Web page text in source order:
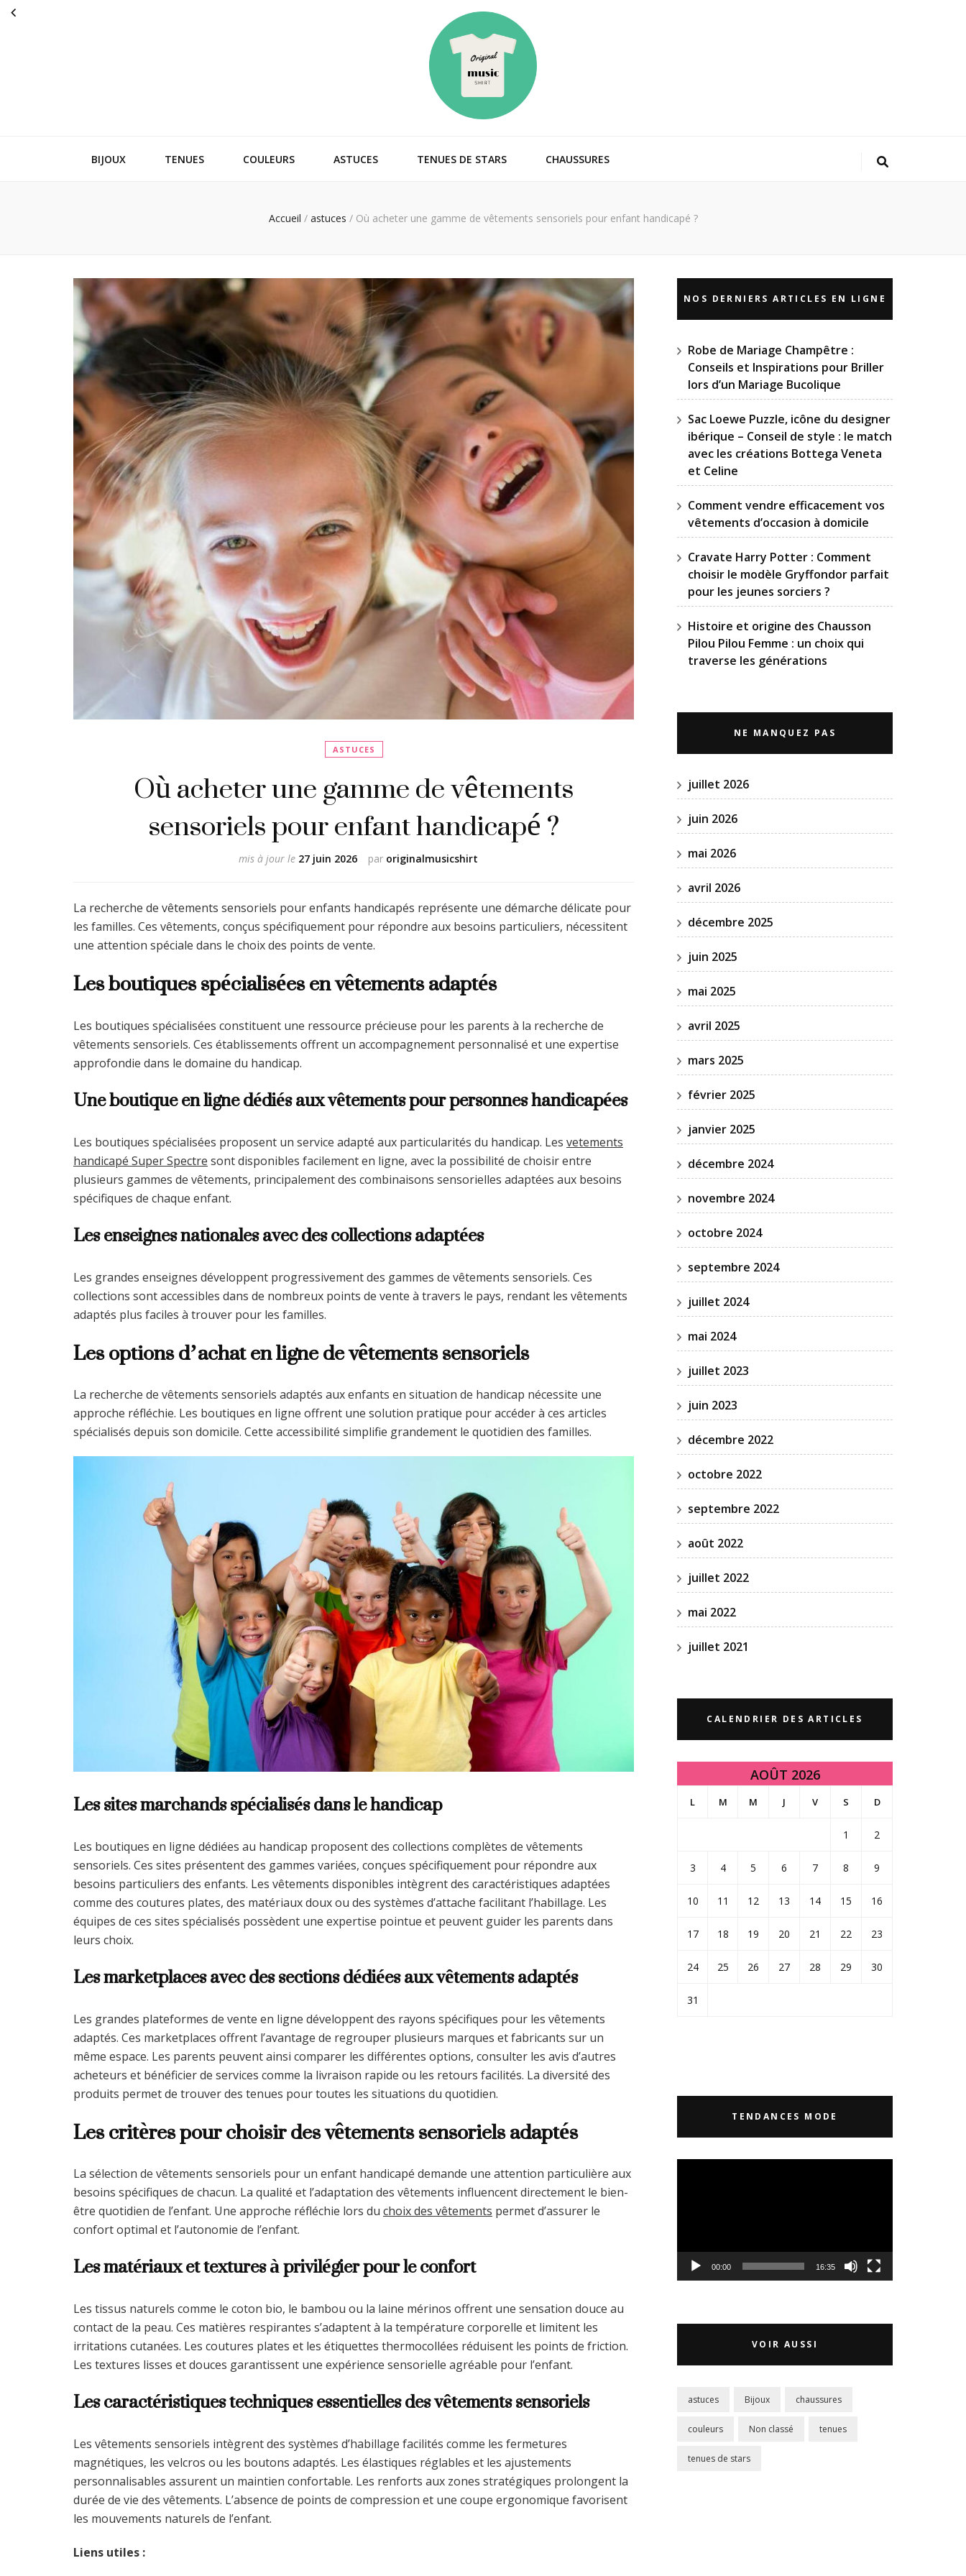
Originalmusicshirt
BIJOUX TENUES COULEURS ASTUCES TENUES DE STARS CHAUSSURES
Accueil / astuces / Où acheter une gamme de vêtements sensoriels pour enfant handicapé ?
ASTUCES
Où acheter une gamme de vêtements
sensoriels pour enfant handicapé ?
par originalmusicshirt
mis à jour le 27 juin 2026
La recherche de vêtements sensoriels pour enfants handicapés représente une démarche délicate pour
les familles. Ces vêtements, conçus spécifiquement pour répondre aux besoins particuliers, nécessitent
une attention spéciale dans le choix des points de vente.
Les boutiques spécialisées en vêtements adaptés
Les boutiques spécialisées constituent une ressource précieuse pour les parents à la recherche de
vêtements sensoriels. Ces établissements offrent un accompagnement personnalisé et une expertise
approfondie dans le domaine du handicap.
Une boutique en ligne dédiés aux vêtements pour personnes handicapées
Les boutiques spécialisées proposent un service adapté aux particularités du handicap. Les vetements
handicapé Super Spectre sont disponibles facilement en ligne, avec la possibilité de choisir entre
plusieurs gammes de vêtements, principalement des combinaisons sensorielles adaptées aux besoins
spécifiques de chaque enfant.
Les enseignes nationales avec des collections adaptées
Les grandes enseignes développent progressivement des gammes de vêtements sensoriels. Ces
collections sont accessibles dans de nombreux points de vente à travers le pays, rendant les vêtements
adaptés plus faciles à trouver pour les familles.
Les options d’achat en ligne de vêtements sensoriels
La recherche de vêtements sensoriels adaptés aux enfants en situation de handicap nécessite une
approche réfléchie. Les boutiques en ligne offrent une solution pratique pour accéder à ces articles
spécialisés depuis son domicile. Cette accessibilité simplifie grandement le quotidien des familles.
Les sites marchands spécialisés dans le handicap
Les boutiques en ligne dédiées au handicap proposent des collections complètes de vêtements
sensoriels. Ces sites présentent des gammes variées, conçues spécifiquement pour répondre aux
besoins particuliers des enfants. Les vêtements disponibles intègrent des caractéristiques adaptées
comme des coutures plates, des matériaux doux ou des systèmes d’attache facilitant l’habillage. Les
équipes de ces sites spécialisés possèdent une expertise pointue et peuvent guider les parents dans
leurs choix.
Les marketplaces avec des sections dédiées aux vêtements adaptés
Les grandes plateformes de vente en ligne développent des rayons spécifiques pour les vêtements
adaptés. Ces marketplaces offrent l’avantage de regrouper plusieurs marques et fabricants sur un
même espace. Les parents peuvent ainsi comparer les différentes options, consulter les avis d’autres
acheteurs et bénéficier de services comme la livraison rapide ou les retours facilités. La diversité des
produits permet de trouver des tenues pour toutes les situations du quotidien.
Les critères pour choisir des vêtements sensoriels adaptés
La sélection de vêtements sensoriels pour un enfant handicapé demande une attention particulière aux
besoins spécifiques de chacun. La qualité et l’adaptation des vêtements influencent directement le bien-
être quotidien de l’enfant. Une approche réfléchie lors du choix des vêtements permet d’assurer le
confort optimal et l’autonomie de l’enfant.
Les matériaux et textures à privilégier pour le confort
Les tissus naturels comme le coton bio, le bambou ou la laine mérinos offrent une sensation douce au
contact de la peau. Ces matières respirantes s’adaptent à la température corporelle et limitent les
irritations cutanées. Les coutures plates et les étiquettes thermocollées réduisent les points de friction.
Les textures lisses et douces garantissent une expérience sensorielle agréable pour l’enfant.
Les caractéristiques techniques essentielles des vêtements sensoriels
Les vêtements sensoriels intègrent des systèmes d’habillage facilités comme les fermetures
magnétiques, les velcros ou les boutons adaptés. Les élastiques réglables et les ajustements
personnalisables assurent un maintien confortable. Les renforts aux zones stratégiques prolongent la
durée de vie des vêtements. L’absence de points de compression et une coupe ergonomique favorisent
les mouvements naturels de l’enfant.
Liens utiles :
NOS DERNIERS ARTICLES EN LIGNE
Robe de Mariage Champêtre :
Conseils et Inspirations pour Briller
lors d’un Mariage Bucolique
Sac Loewe Puzzle, icône du designer
ibérique – Conseil de style : le match
avec les créations Bottega Veneta
et Celine
Comment vendre efficacement vos
vêtements d’occasion à domicile
Cravate Harry Potter : Comment
choisir le modèle Gryffondor parfait
pour les jeunes sorciers ?
Histoire et origine des Chausson
Pilou Pilou Femme : un choix qui
traverse les générations
NE MANQUEZ PAS
juillet 2026
juin 2026
mai 2026
avril 2026
décembre 2025
juin 2025
mai 2025
avril 2025
mars 2025
février 2025
janvier 2025
décembre 2024
novembre 2024
octobre 2024
septembre 2024
juillet 2024
mai 2024
juillet 2023
juin 2023
décembre 2022
octobre 2022
septembre 2022
août 2022
juillet 2022
mai 2022
juillet 2021
CALENDRIER DES ARTICLES
AOÛT 2026
L M M J V S D
1 2
3 4 5 6 7 8 9
10 11 12 13 14 15 16
17 18 19 20 21 22 23
24 25 26 27 28 29 30
31
TENDANCES MODE
00:00 16:35
VOIR AUSSI
astuces Bijoux chaussures
couleurs Non classé tenues
tenues de stars